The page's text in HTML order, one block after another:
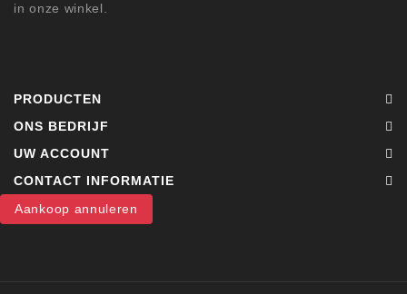
in onze winkel.
PRODUCTEN
ONS BEDRIJF
UW ACCOUNT
CONTACT INFORMATIE
Aankoop annuleren